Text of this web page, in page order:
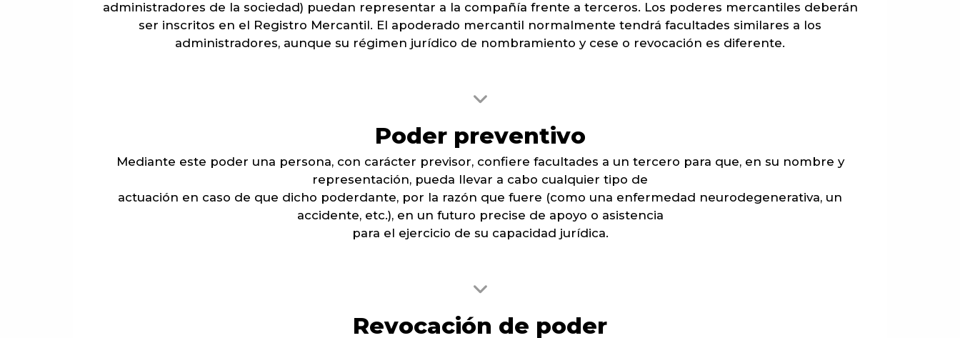
administradores de la sociedad) puedan representar a la compañía frente a terceros. Los poderes mercantiles deberán
ser inscritos en el Registro Mercantil. El apoderado mercantil normalmente tendrá facultades similares a los
administradores, aunque su régimen jurídico de nombramiento y cese o revocación es diferente.
Poder preventivo
Mediante este poder una persona, con carácter previsor, confiere facultades a un tercero para que, en su nombre y
representación, pueda llevar a cabo cualquier tipo de
actuación en caso de que dicho poderdante, por la razón que fuere (como una enfermedad neurodegenerativa, un
accidente, etc.), en un futuro precise de apoyo o asistencia
para el ejercicio de su capacidad jurídica.
Revocación de poder